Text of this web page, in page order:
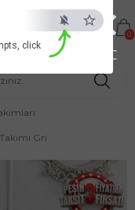
×
ESC
click
0
Gri